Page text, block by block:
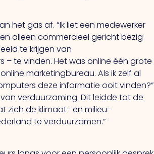
het gas af. “Ik liet een medewerker
alleen commercieel gericht bezig
te krijgen van
– te vinden. Het was online één grote
marketingbureau. Als ik zelf al
deze informatie ooit vinden?”
verduurzaming. Dit leidde tot de
zich de klimaat- en milieu-
te verduurzamen.”